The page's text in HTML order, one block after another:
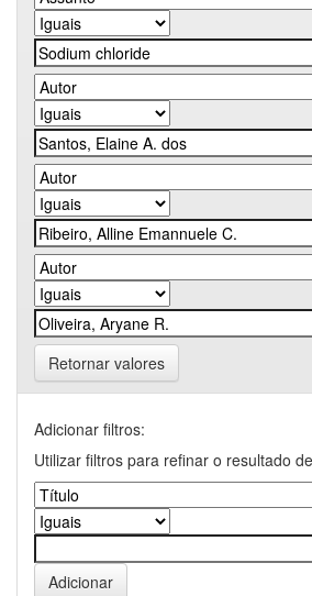
Retornar valores
Adicionar filtros:
Utilizar filtros para refinar o resultado